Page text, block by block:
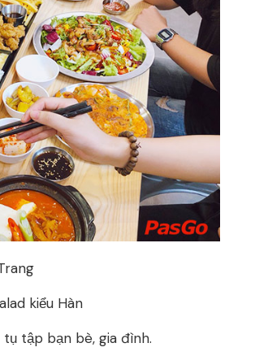
kiểu Hàn
tập bạn bè, gia đình.